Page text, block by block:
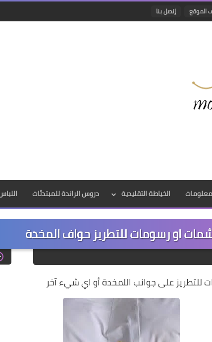
الموقع إتصل بنا
الخياطة التقليدية دروس الراندة للمبتدئات
او رسومات للتطريز حواف المخدة
على جوانب اللمخدة أو اي شيء آخر